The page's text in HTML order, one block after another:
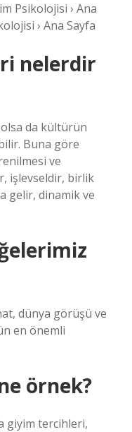
Psikolojisi › Ana
› Ana Sayfa
nelerdir
da kültürün
Buna göre
ve
işlevseldir, birlik
gelir, dinamik ve
dünya görüşü ve
en önemli
örnek?
giyim tercihleri,